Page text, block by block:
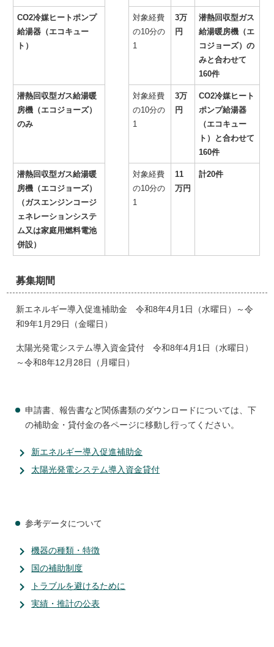
CO2冷媒ヒートポンプ
給湯器（エコキュー
ト）
対象経費
の10分の
1
3万
円
潜熱回収型ガス
給湯暖房機（エ
コジョーズ）の
みと合わせて
160件
潜熱回収型ガス給湯暖
房機（エコジョーズ）
のみ
対象経費
の10分の
1
3万
円
CO2冷媒ヒート
ポンプ給湯器
（エコキュー
ト）と合わせて
160件
潜熱回収型ガス給湯暖
房機（エコジョーズ）
（ガスエンジンコージ
ェネレーションシステ
ム又は家庭用燃料電池
併設）
対象経費
の10分の
1
11
万円
計20件
募集期間
新エネルギー導入促進補助金 令和8年4月1日（水曜日）～令
和9年1月29日（金曜日）
太陽光発電システム導入資金貸付 令和8年4月1日（水曜日）
～令和8年12月28日（月曜日）
申請書、報告書など関係書類のダウンロードについては、下
の補助金・貸付金の各ページに移動し行ってください。
新エネルギー導入促進補助金
太陽光発電システム導入資金貸付
参考データについて
機器の種類・特徴
国の補助制度
トラブルを避けるために
実績・推計の公表